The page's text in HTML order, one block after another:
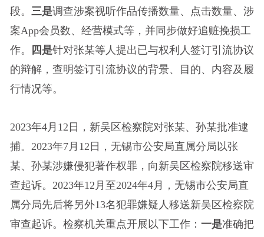
段。 三是调查涉案视听作品传播数量、点击数量、涉
案App会员数、经营模式等，并同步做好追赃挽损工
作。
四是针对张某等人提出已与权利人签订引流协议
的辩解，查明签订引流协议的背景、目的、内容及履
行情况等。
2023年4月12日，新吴区检察院对张某、孙某批准逮
捕。2023年7月12日，无锡市公安局直属分局以张
某、孙某涉嫌侵犯著作权罪，向新吴区检察院移送审
查起诉。2023年12月至2024年4月，无锡市公安局直
属分局先后将另外13名犯罪嫌疑人移送新吴区检察院
审查起诉。检察机关重点开展以下工作： 一是准确把